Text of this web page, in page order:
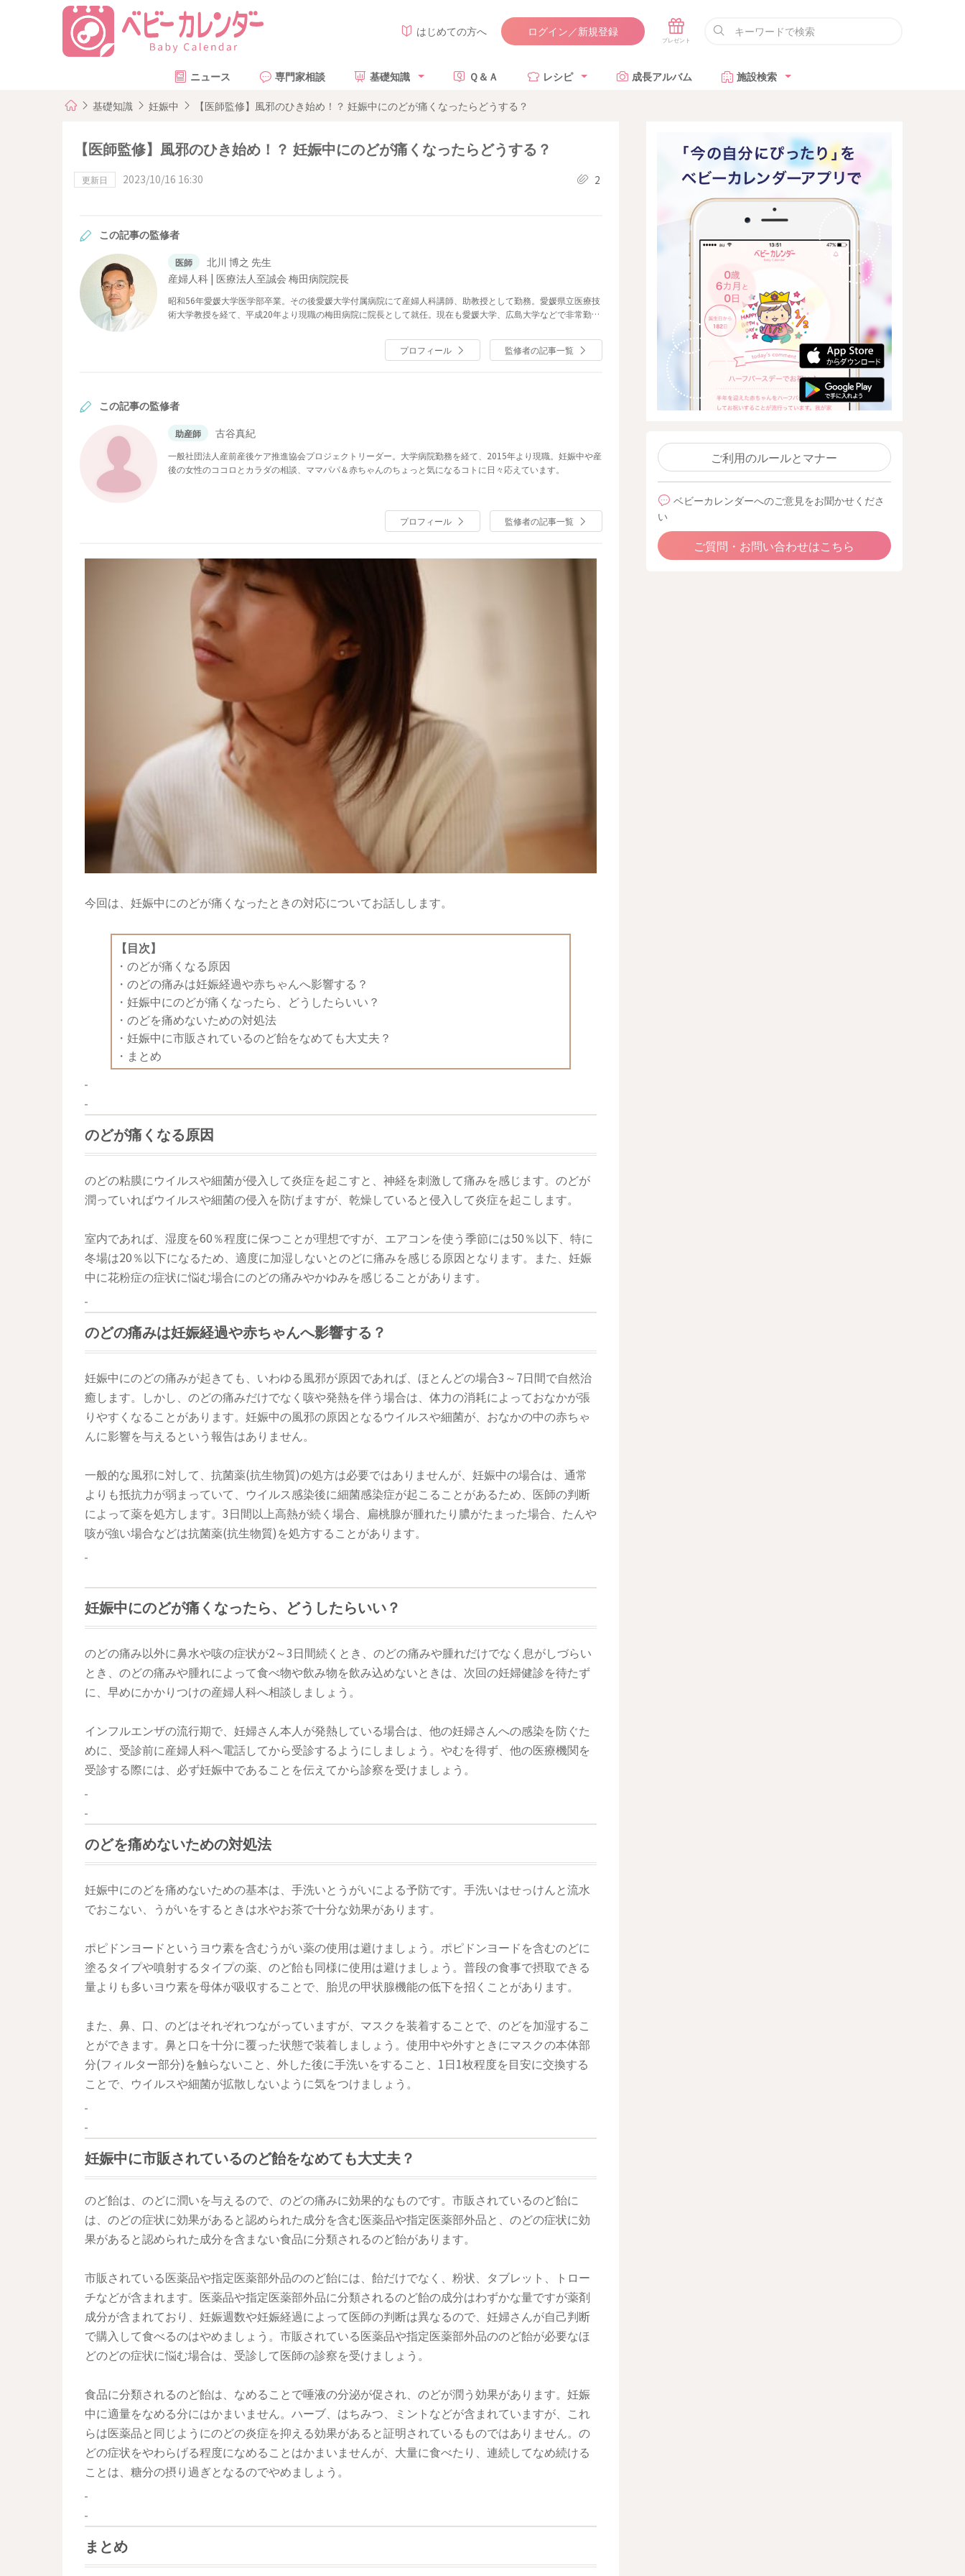
はじめての方へ ログイン／新規登録
ニュース 専門家相談 基礎知識 Ｑ＆Ａ レシピ 成長アルバム 施設検索
基礎知識 妊娠中 【医師監修】風邪のひき始め！？ 妊娠中にのどが痛くなったらどうする？
【医師監修】風邪のひき始め！？ 妊娠中にのどが痛くなったらどうする？
更新日 2023/10/16 16:30 2
この記事の監修者
医師
北川 博之 先生
産婦人科 | 医療法人至誠会 梅田病院院長
昭和56年愛媛大学医学部卒業。その後愛媛大学付属病院にて産婦人科講師、助教授として勤務。愛媛県立医療技
術大学教授を経て、平成20年より現職の梅田病院に院長として就任。現在も愛媛大学、広島大学などで非常勤講
プロフィール
監修者の記事一覧
この記事の監修者
助産師 古谷真紀
一般社団法人産前産後ケア推進協会プロジェクトリーダー。大学病院勤務を経て、2015年より現職。妊娠中や産
後の女性のココロとカラダの相談、ママパパ＆赤ちゃんのちょっと気になるコトに日々応えています。
プロフィール 監修者の記事一覧
今回は、妊娠中にのどが痛くなったときの対応についてお話しします。
【目次】
・ のどが痛くなる原因
・ のどの痛みは妊娠経過や赤ちゃんへ影響する？
・ 妊娠中にのどが痛くなったら、どうしたらいい？
・ のどを痛めないための対処法
・ 妊娠中に市販されているのど飴をなめても大丈夫？
・ まとめ
のどが痛くなる原因
のどの粘膜にウイルスや細菌が侵入して炎症を起こすと、神経を刺激して痛みを感じます。のどが
潤っていればウイルスや細菌の侵入を防げますが、乾燥していると侵入して炎症を起こします。
室内であれば、湿度を60％程度に保つことが理想ですが、エアコンを使う季節には50％以下、特に
冬場は20％以下になるため、適度に加湿しないとのどに痛みを感じる原因となります。また、妊娠
中に花粉症の症状に悩む場合にのどの痛みやかゆみを感じることがあります。
のどの痛みは妊娠経過や赤ちゃんへ影響する？
妊娠中にのどの痛みが起きても、いわゆる風邪が原因であれば、ほとんどの場合3～7日間で自然治
癒します。しかし、のどの痛みだけでなく咳や発熱を伴う場合は、体力の消耗によっておなかが張
りやすくなることがあります。妊娠中の風邪の原因となるウイルスや細菌が、おなかの中の赤ちゃ
んに影響を与えるという報告はありません。
一般的な風邪に対して、抗菌薬(抗生物質)の処方は必要ではありませんが、妊娠中の場合は、通常
よりも抵抗力が弱まっていて、ウイルス感染後に細菌感染症が起こることがあるため、医師の判断
によって薬を処方します。3日間以上高熱が続く場合、扁桃腺が腫れたり膿がたまった場合、たんや
咳が強い場合などは抗菌薬(抗生物質)を処方することがあります。
妊娠中にのどが痛くなったら、どうしたらいい？
のどの痛み以外に鼻水や咳の症状が2～3日間続くとき、のどの痛みや腫れだけでなく息がしづらい
とき、のどの痛みや腫れによって食べ物や飲み物を飲み込めないときは、次回の妊婦健診を待たず
に、早めにかかりつけの産婦人科へ相談しましょう。
インフルエンザの流行期で、妊婦さん本人が発熱している場合は、他の妊婦さんへの感染を防ぐた
めに、受診前に産婦人科へ電話してから受診するようにしましょう。やむを得ず、他の医療機関を
受診する際には、必ず妊娠中であることを伝えてから診察を受けましょう。
のどを痛めないための対処法
妊娠中にのどを痛めないための基本は、手洗いとうがいによる予防です。手洗いはせっけんと流水
でおこない、うがいをするときは水やお茶で十分な効果があります。
ポピドンヨードというヨウ素を含むうがい薬の使用は避けましょう。ポピドンヨードを含むのどに
塗るタイプや噴射するタイプの薬、のど飴も同様に使用は避けましょう。普段の食事で摂取できる
量よりも多いヨウ素を母体が吸収することで、胎児の甲状腺機能の低下を招くことがあります。
また、鼻、口、のどはそれぞれつながっていますが、マスクを装着することで、のどを加湿するこ
とができます。鼻と口を十分に覆った状態で装着しましょう。使用中や外すときにマスクの本体部
分(フィルター部分)を触らないこと、外した後に手洗いをすること、1日1枚程度を目安に交換する
ことで、ウイルスや細菌が拡散しないように気をつけましょう。
妊娠中に市販されているのど飴をなめても大丈夫？
のど飴は、のどに潤いを与えるので、のどの痛みに効果的なものです。市販されているのど飴に
は、のどの症状に効果があると認められた成分を含む医薬品や指定医薬部外品と、のどの症状に効
果があると認められた成分を含まない食品に分類されるのど飴があります。
市販されている医薬品や指定医薬部外品ののど飴には、飴だけでなく、粉状、タブレット、トロー
チなどが含まれます。医薬品や指定医薬部外品に分類されるのど飴の成分はわずかな量ですが薬剤
成分が含まれており、妊娠週数や妊娠経過によって医師の判断は異なるので、妊婦さんが自己判断
で購入して食べるのはやめましょう。市販されている医薬品や指定医薬部外品ののど飴が必要なほ
どのどの症状に悩む場合は、受診して医師の診察を受けましょう。
食品に分類されるのど飴は、なめることで唾液の分泌が促され、のどが潤う効果があります。妊娠
中に適量をなめる分にはかまいません。ハーブ、はちみつ、ミントなどが含まれていますが、これ
らは医薬品と同じようにのどの炎症を抑える効果があると証明されているものではありません。の
どの症状をやわらげる程度になめることはかまいませんが、大量に食べたり、連続してなめ続ける
ことは、糖分の摂り過ぎとなるのでやめましょう。
まとめ
ご利用のルールとマナー
ベビーカレンダーへのご意見をお聞かせくださ
い
ご質問・お問い合わせはこちら